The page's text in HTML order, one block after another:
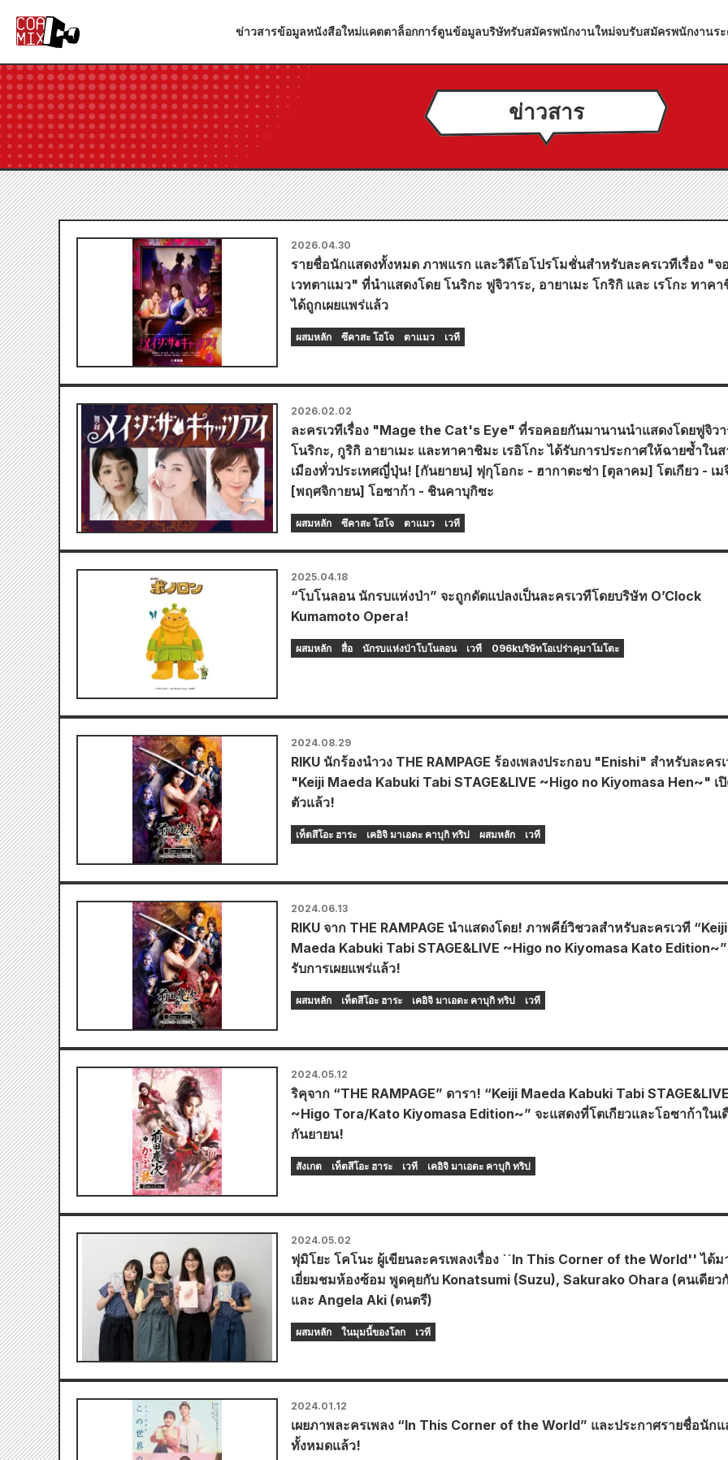
ข่าวสารข้อมูลหนังสือใหม่แคตตาล็อกการ์ตูนข้อมูลบริษัทรับสมัครพนักงานใหม่จบรับสมัครพนักงานร
ข่าวสาร
2026.04.30
รายชื่อนักแสดงทั้งหมด ภาพแรก และวิดีโอโปรโมชั่นสำหรับละครเวทีเรื่อง "จ
เวทตาแมว" ที่นำแสดงโดย โนริกะ ฟูจิวาระ, อายาเมะ โกริกิ และ เรโกะ ทาค
ได้ถูกเผยแพร่แล้ว
ผสมหลัก ซึคาสะ โฮโจ ตาแมว เวที
2026.02.02
ละครเวทีเรื่อง "Mage the Cat's Eye" ที่รอคอยกันมานานนำแสดงโดยฟูจิว
โนริกะ, กูริกิ อายาเมะ และทาคาชิมะ เรอิโกะ ได้รับการประกาศให้ฉายซ้ำใน
เมืองทั่วประเทศญี่ปุ่น! [กันยายน] ฟุกุโอกะ - ฮากาตะซ่า [ตุลาคม] โตเกียว - เม
[พฤศจิกายน] โอซาก้า - ชินคาบุกิซะ
ผสมหลัก ซึคาสะ โฮโจ ตาแมว เวที
2025.04.18
“โบโนลอน นักรบแห่งป่า” จะถูกดัดแปลงเป็นละครเวทีโดยบริษัท O’Clock
Kumamoto Opera!
ผสมหลัก สื่อ นักรบแห่งป่าโบโนลอน เวที 096kบริษัทโอเปร่าคุมาโมโตะ
2024.08.29
RIKU นักร้องนำวง THE RAMPAGE ร้องเพลงประกอบ "Enishi" สำหรับละคร
"Keiji Maeda Kabuki Tabi STAGE&LIVE ~Higo no Kiyomasa Hen~" เ
ตัวแล้ว!
เท็ตสึโอะ ฮาระ เคอิจิ มาเอดะ คาบุกิ ทริป ผสมหลัก เวที
2024.06.13
RIKU จาก THE RAMPAGE นำแสดงโดย! ภาพคีย์วิชวลสำหรับละครเวที “Keiji
Maeda Kabuki Tabi STAGE&LIVE ~Higo no Kiyomasa Kato
รับการเผยแพร่แล้ว!
ผสมหลัก เท็ตสึโอะ ฮาระ เคอิจิ มาเอดะ คาบุกิ ทริป เวที
2024.05.12
ริคุจาก “THE RAMPAGE” ดารา! “Keiji Maeda Kabuki Tabi
~Higo Tora/Kato Kiyomasa Edition~” จะแสดงที่โตเกียวและโอซาก้าในเ
กันยายน!
สังเกต เท็ตสึโอะ ฮาระ เวที เคอิจิ มาเอดะ คาบุกิ ทริป
2024.05.02
ฟุมิโยะ โคโนะ ผู้เขียนละครเพลงเรื่อง ``In This Corner of the World'' ได้ม
เยี่ยมชมห้องซ้อม พูดคุยกับ Konatsumi (Suzu), Sakurako Ohara (คนเดียว
และ Angela Aki (ดนตรี)
ผสมหลัก ในมุมนี้ของโลก เวที
2024.01.12
เผยภาพละครเพลง “In This Corner of the World” และประกาศรายชื่อนักแ
ทั้งหมดแล้ว!